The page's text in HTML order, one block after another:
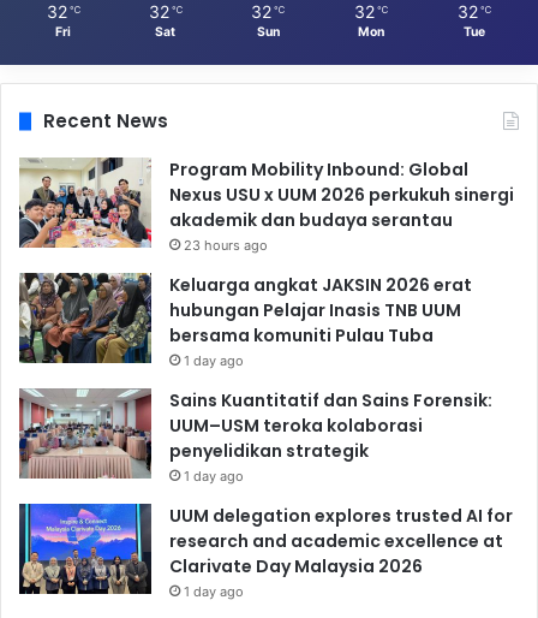
32 ℃
Fri
32 ℃
Sat
32 ℃
Sun
32 ℃
Mon
32 ℃
Tue
Recent News
Program Mobility Inbound: Global
Nexus USU x UUM 2026 perkukuh sinergi
akademik dan budaya serantau
23 hours ago
Keluarga angkat JAKSIN 2026 erat
hubungan Pelajar Inasis TNB UUM
bersama komuniti Pulau Tuba
1 day ago
Sains Kuantitatif dan Sains Forensik:
UUM–USM teroka kolaborasi
penyelidikan strategik
1 day ago
UUM delegation explores trusted AI for
research and academic excellence at
Clarivate Day Malaysia 2026
1 day ago